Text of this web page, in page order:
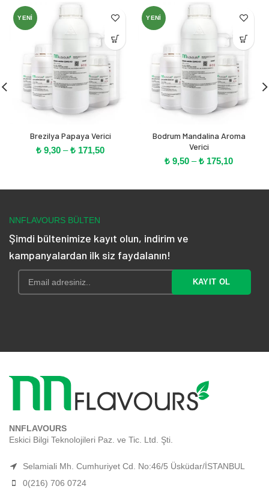
YENI
Brezilya Papaya Verici
₺ 9,30 –₺ 171,50Fiyat
YENI
Bodrum Mandalina Aroma
Verici
₺ 9,50 –₺ 175,10Fiyat
NNFLAVOURS BÜLTEN
Şimdi bültenimize kayıt olun, indirim ve
kampanyalardan ilk siz faydalanın!
NNFLAVOURS
Eskici Bilgi Teknolojileri Paz. ve Tic. Ltd. Şti.
Selamiali Mh. Cumhuriyet Cd. No:46/5 Üsküdar/İSTANBUL
0(216) 706 0724